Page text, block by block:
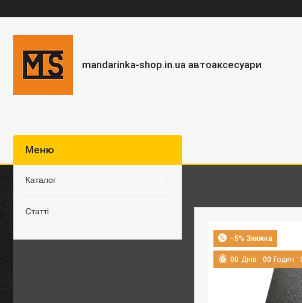
mandarinka-shop.in.ua автоаксесуари
–5%
00 Днів 00 Годин
Каталог
Статті